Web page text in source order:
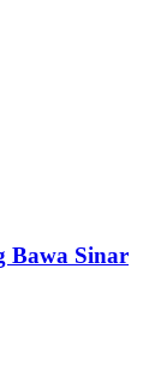
Bawa Sinar